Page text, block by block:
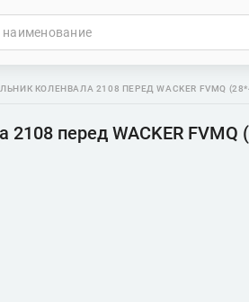
КОЛЕНВАЛА 2108 ПЕРЕД WACKER FVMQ
2108 перед WACKER